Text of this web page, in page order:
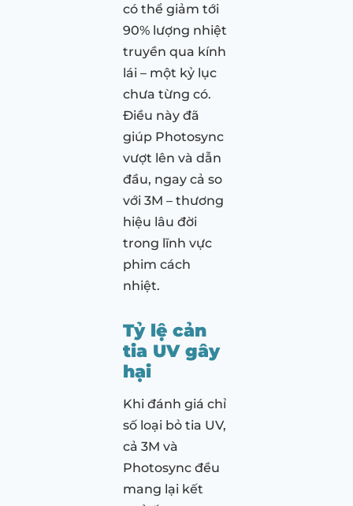
có thể giảm tới
90% lượng nhiệt
truyền qua kính
lái – một kỷ lục
chưa từng có.
Điều này đã
giúp Photosync
vượt lên và dẫn
đầu, ngay cả so
với 3M – thương
hiệu lâu đời
trong lĩnh vực
phim cách
nhiệt.
Tỷ lệ cản
tia UV gây
hại
Khi đánh giá chỉ
số loại bỏ tia UV,
cả 3M và
Photosync đều
mang lại kết